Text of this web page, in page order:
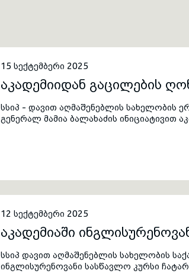
15 სექტემბერი 2025
აკადემიიდან გაცილების
სსიპ - დავით აღმაშენებლის სახელობის
გენერალ მამია ბალახაძის ინიციატივით
12 სექტემბერი 2025
აკადემიაში
სსიპ დავით აღმაშენებლის სახელობის
ინგლისურენოვანი სასწავლო კურსი